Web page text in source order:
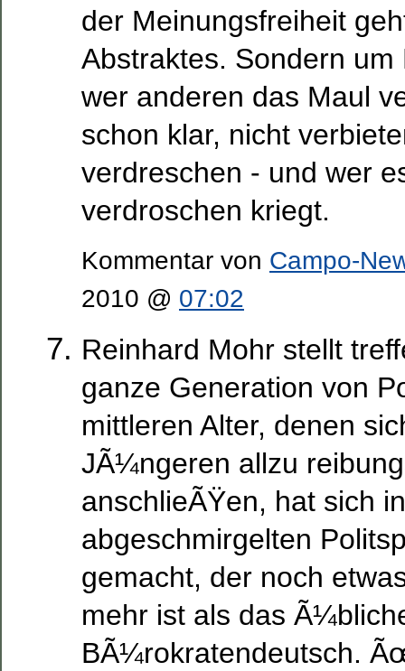
der Meinungsfreiheit
Abstraktes. Sondern
wer anderen das Maul
schon klar, nicht
verdreschen - und wer
verdroschen kriegt.
Kommentar von Campo-
2010 @ 07:02
Reinhard Mohr stellt
ganze Generation von
mittleren Alter, denen
JÃ¼ngeren allzu
anschlieÃŸen, hat sich
abgeschmirgelten
gemacht, der noch
mehr ist als das
BÃ¼rokratendeutsch.